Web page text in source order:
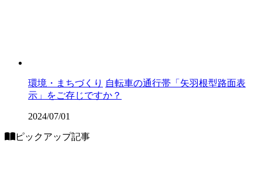
環境・まちづくり 自転車の通行帯「矢羽根型路面表
示」をご存じですか？
2024/07/01
ピックアップ記事